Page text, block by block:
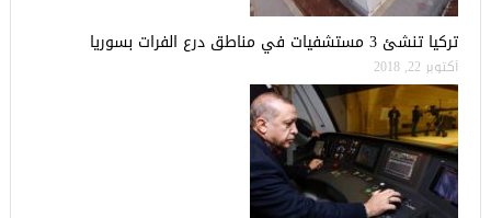
تركيا تنشئ 3 مستشفيات في مناطق درع الفرات بسوريا
أكتوبر 22, 2018